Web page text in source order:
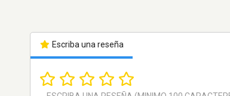
Escriba una reseña